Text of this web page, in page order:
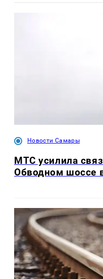
Новости Самары
МТС усилила
Обводном шоссе